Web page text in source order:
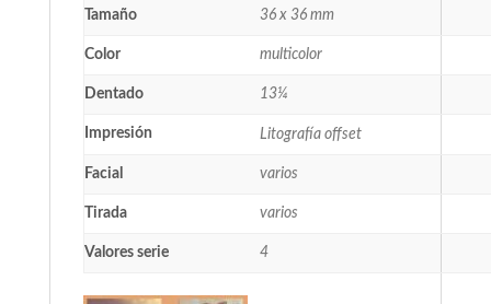
Tamaño 36 x 36 mm
Color multicolor
Dentado 13¼
Impresión Litografía offset
Facial varios
Tirada varios
Valores serie 4